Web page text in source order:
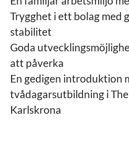
Trygghet i ett bolag med
stabilitet
Goda
att påverka
En gedigen introduktion
tvådagarsutbildning i
Karlskrona